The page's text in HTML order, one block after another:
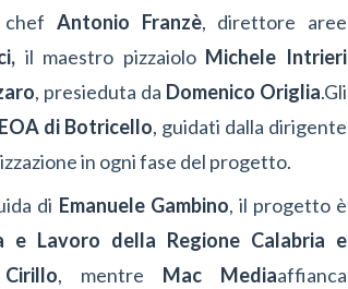
Antonio Franzè, direttore aree
il maestro pizzaiolo Michele Intrieri
, presieduta da Domenico Origlia.Gli
di Botricello, guidati dalla dirigente
in ogni fase del progetto.
di Emanuele Gambino, il progetto è
e Lavoro della Regione Calabria e
, mentre Mac Mediaaffianca